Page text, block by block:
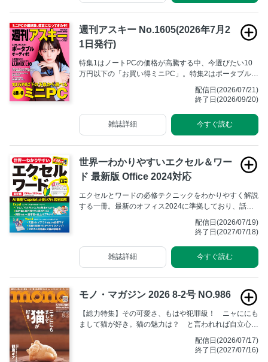
週刊アスキー No.1605(2026年7月2
1日発行)
特集1はノートPCの価格が高騰する中、今選びたい10
万円以下の「お買い得ミニPC」。特集2はポータブルオ
配信日(2026/07/21)
終了日(2026/09/20)
今すぐ読む
雑誌詳細
世界一わかりやすいエクセル＆ワー
ド 最新版 Office 2024対応
エクセルとワードの必修テクニックをわかりやすく解説
する一冊。最新のオフィス2024に準拠しており、話題
紹介しています。手順を確認しやすく初心者でも迷わず
配信日(2026/07/19)
終了日(2027/07/18)
今すぐ読む
雑誌詳細
モノ・マガジン 2026 8-2号 NO.986
【総力特集】その可愛さ、もはや犯罪級！ ニャににも
まして猫が好き。猫の魅力は？ と言われれば自立心が
あくまでも自分の時間が大事。ツンデレともとれる性格
や態度も猫ならではの個性であり、愛される理由でもあ
配信日(2026/07/17)
終了日(2027/07/16)